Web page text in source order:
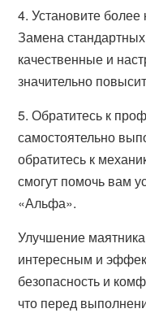
4. Установите
Замена
качественные и
значительно
5. Обратитесь к
самостоятельно
обратитесь к
смогут помочь вам
«Альфа».
Улучшение
интересным и
безопасность и
что перед